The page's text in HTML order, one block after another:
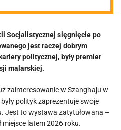
Socjalistycznej sięgnięcie po
jest raczej dobrym
politycznej, były premier
malarskiej.
zainteresowanie w Szanghaju w
polityk zaprezentuje swoje
Jest to wystawa zatytułowana –
miejsce latem 2026 roku.